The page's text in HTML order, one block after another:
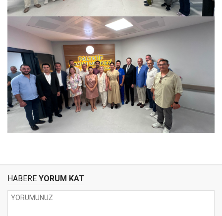
HABERE YORUM KAT